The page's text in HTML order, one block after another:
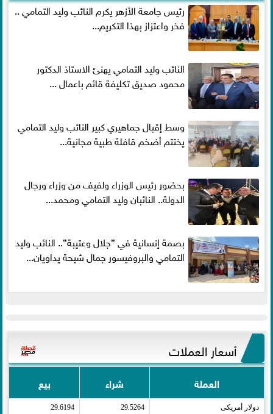
رئيس جامعة الأزهر يكرم النائب وليد التمامي ..
فخر واعتزاز بهذا التكريم...
النائب وليد التمامي يهنئ الاستاذ الدكتور
محمود صديق تكليفة قائم باعمال ...
وسط إقبال جماهيري كبير النائب وليد التمامي
يختتم أضخم قافلة طبية مجانية...
بحضور رئيس الوزراء ولفيف من وزراء ورجال
الدولة.. النائبان وليد التمامي ومحمد...
بصمة إنسانية في ”جلال وعتيبة”.. النائب وليد
التمامي والبروفيسور جمال شيحة يداويان...
أسعار العملات
العملة شراء بيع
دولار أمريكى​ 29.5264
29.6194